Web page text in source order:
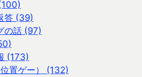
答 (39)
の話 (97)
(173)
置ゲー） (132)